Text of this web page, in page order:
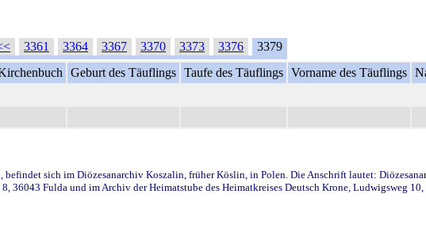
3361 3364 3367 3370 3373 3376
3379
Geburt des Täuflings Taufe des Täuflings Vorname des Täuflings
sich im Diözesanarchiv Koszalin, früher Köslin, in Polen. Die Anschrift lautet:
36043 Fulda und im Archiv der Heimatstube des Heimatkreises Deutsch Krone, Ludwigsweg